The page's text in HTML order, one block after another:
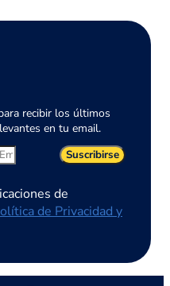
recibir los últimos
en tu email.
de
de Privacidad y
Suscribirse